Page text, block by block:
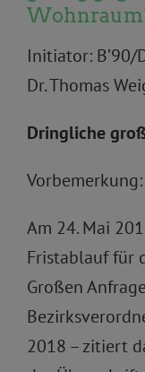
Initiator: B’90/
Dr. Thomas
Dringliche
Vorbemerkung:
Am 24. Mai
Fristablauf für
Großen
2018 – zitiert